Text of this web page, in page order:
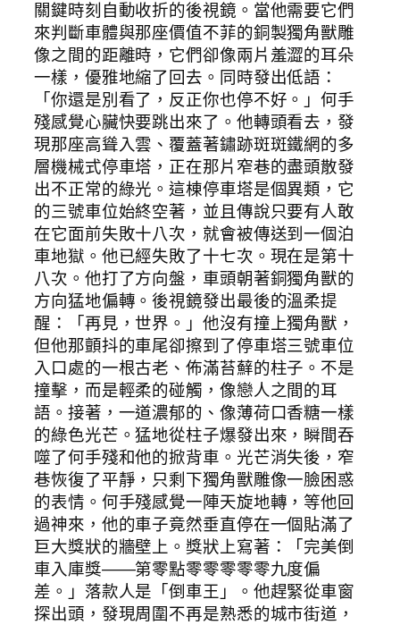
關鍵時刻自動收折的後視鏡。當他需要它們
來判斷車體與那座價值不菲的銅製獨角獸雕
像之間的距離時，它們卻像兩片羞澀的耳朵
一樣，優雅地縮了回去。同時發出低語：
「你還是別看了，反正你也停不好。」何手
殘感覺心臟快要跳出來了。他轉頭看去，發
現那座高聳入雲、覆蓋著鏽跡斑斑鐵網的多
層機械式停車塔，正在那片窄巷的盡頭散發
出不正常的綠光。這棟停車塔是個異類，它
的三號車位始終空著，並且傳說只要有人敢
在它面前失敗十八次，就會被傳送到一個泊
車地獄。他已經失敗了十七次。現在是第十
八次。他打了方向盤，車頭朝著銅獨角獸的
方向猛地偏轉。後視鏡發出最後的溫柔提
醒：「再見，世界。」他沒有撞上獨角獸，
但他那顫抖的車尾卻擦到了停車塔三號車位
入口處的一根古老、佈滿苔蘚的柱子。不是
撞擊，而是輕柔的碰觸，像戀人之間的耳
語。接著，一道濃郁的、像薄荷口香糖一樣
的綠色光芒。猛地從柱子爆發出來，瞬間吞
噬了何手殘和他的掀背車。光芒消失後，窄
巷恢復了平靜，只剩下獨角獸雕像一臉困惑
的表情。何手殘感覺一陣天旋地轉，等他回
過神來，他的車子竟然垂直停在一個貼滿了
巨大獎狀的牆壁上。獎狀上寫著：「完美倒
車入庫獎——第零點零零零零零九度偏
差。」落款人是「倒車王」。他趕緊從車窗
探出頭，發現周圍不再是熟悉的城市街道，